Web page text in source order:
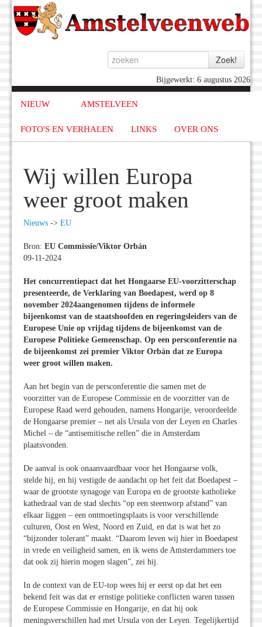
Bijgewerkt: 6 augustus 2026
NIEUW AMSTELVEEN
FOTO'S EN VERHALEN LINKS OVER ONS
Wij willen Europa
weer groot maken
Nieuws -> EU
Bron: EU Commissie/Viktor Orbán
09-11-2024
Het concurrentiepact dat het Hongaarse EU-voorzitterschap
presenteerde, de Verklaring van Boedapest, werd op 8
november 2024aangenomen tijdens de informele
bijeenkomst van de staatshoofden en regeringsleiders van de
Europese Unie op vrijdag tijdens de bijeenkomst van de
Europese Politieke Gemeenschap. Op een persconferentie na
de bijeenkomst zei premier Viktor Orbán dat ze Europa
weer groot willen maken.
Aan het begin van de persconferentie die samen met de
voorzitter van de Europese Commissie en de voorzitter van de
Europese Raad werd gehouden, namens Hongarije, veroordeelde
de Hongaarse premier – net als Ursula von der Leyen en Charles
Michel – de “antisemitische rellen” die in Amsterdam
plaatsvonden.
De aanval is ook onaanvaardbaar voor het Hongaarse volk,
stelde hij, en hij vestigde de aandacht op het feit dat Boedapest –
waar de grootste synagoge van Europa en de grootste katholieke
kathedraal van de stad slechts “op een steenworp afstand” van
elkaar liggen – een ontmoetingsplaats is voor verschillende
culturen, Oost en West, Noord en Zuid, en dat is wat het zo
“bijzonder tolerant” maakt. “Daarom leven wij hier in Boedapest
in vrede en veiligheid samen, en ik wens de Amsterdammers toe
dat ook zij hierin mogen slagen”, zei hij.
In de context van de EU-top wees hij er eerst op dat het een
bekend feit was dat er ernstige politieke conflicten waren tussen
de Europese Commissie en Hongarije, en dat hij ook
meningsverschillen had met Ursula von der Leyen. Tegelijkertijd